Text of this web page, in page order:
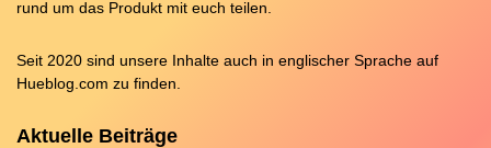
rund um das Produkt mit euch teilen.
Seit 2020 sind unsere Inhalte auch in englischer Sprache auf
Hueblog.com zu finden.
Aktuelle Beiträge